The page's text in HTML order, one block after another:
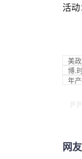
活
美
博.
年
网